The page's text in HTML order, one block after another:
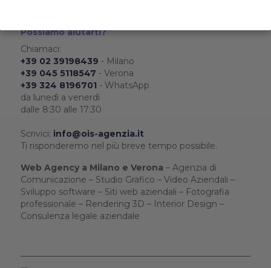
Possiamo aiutarti?
Chiamaci:
+39 02 39198439 - Milano
+39 045 5118547 - Verona
+39 324 8196701 - WhatsApp
da lunedì a venerdì
dalle 8:30 alle 17:30
Scrivici: info@ois-agenzia.it
Ti risponderemo nel più breve tempo possibile.
Web Agency a Milano e Verona – Agenzia di
Comunicazione – Studio Grafico – Video Aziendali –
Sviluppo software – Siti web aziendali – Fotografia
professionale – Rendering 3D – Interior Design –
Consulenza legale aziendale